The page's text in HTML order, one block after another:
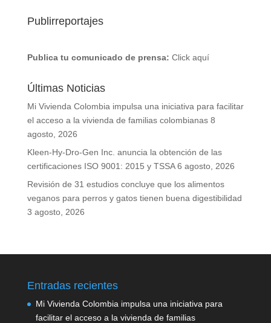
Publirreportajes
Publica tu comunicado de prensa: Click aquí
Últimas Noticias
Mi Vivienda Colombia impulsa una iniciativa para facilitar
el acceso a la vivienda de familias colombianas 8
agosto, 2026
Kleen-Hy-Dro-Gen Inc. anuncia la obtención de las
certificaciones ISO 9001: 2015 y TSSA 6 agosto, 2026
Revisión de 31 estudios concluye que los alimentos
veganos para perros y gatos tienen buena digestibilidad
3 agosto, 2026
Entradas recientes
Mi Vivienda Colombia impulsa una iniciativa para
facilitar el acceso a la vivienda de familias